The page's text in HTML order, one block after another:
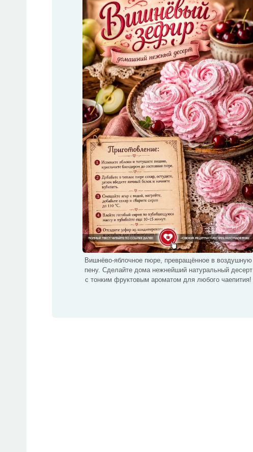
Вишнёво-яблочное пюре, превращённое в воздушную
пену. Сделайте дома нежнейший натуральный десерт
с тонким фруктовым ароматом для любого чаепития!